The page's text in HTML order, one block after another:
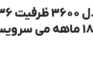
یخ ساز مباشی مدل
کیلوگرم - گارانتی 18 ماهه می